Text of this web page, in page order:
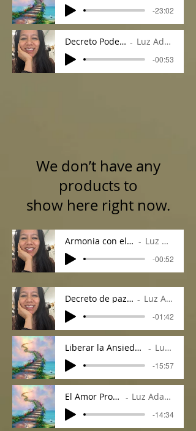
-23:02
Decreto Poderoso Luz Adame
-00:53
We don’t have any
products to
show here right now.
Armonia con el Universo Luz Adame
-00:52
Decreto de paz interior Luz Adame
-01:42
Liberar la Ansiedad, Tristeza y Miedo Luz Adame
-15:57
El Amor Propio Luz Adame
-14:34